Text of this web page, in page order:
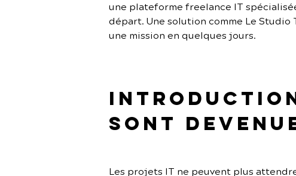
une plateforme freelance IT
départ. Une solution comme Le
une mission en quelques jours.
sont
Les projets IT ne peuvent plus